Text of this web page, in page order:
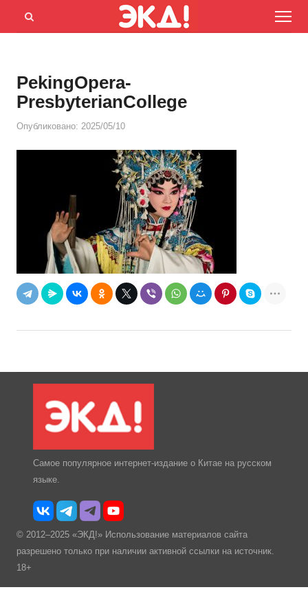
Menu
Открыть
PekingOpera-
PresbyterianCollege
Опубликовано: 2025/05/10
Самое популярное интернет-издание о Китае на русском
языке.
© 2012–2025 «ЭКД!» Использование материалов сайта
разрешено только при наличии активной ссылки на источник.
18+